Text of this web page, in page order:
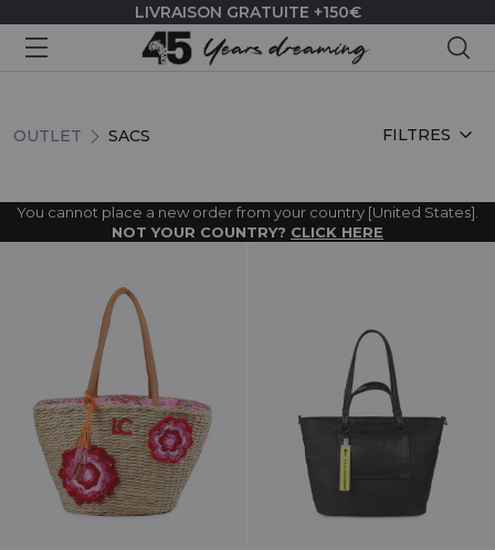
LIVRAISON GRATUITE +150€
OUTLET SACS
SACS FILTRES
You cannot place a new order from your country [United States].
NOT YOUR COUNTRY? CLICK HERE